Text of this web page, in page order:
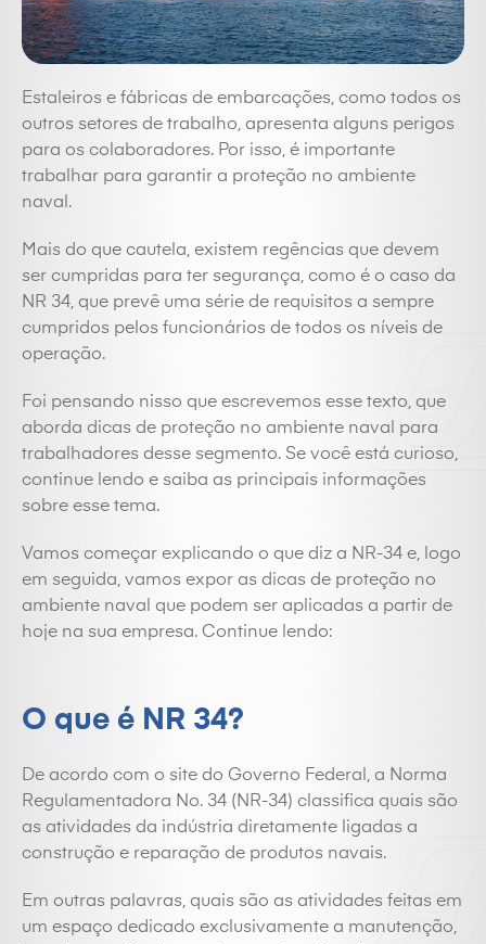
Estaleiros e fábricas de embarcações, como todos os
outros setores de trabalho, apresenta alguns perigos
para os colaboradores. Por isso, é importante
trabalhar para garantir a proteção no ambiente
naval.
Mais do que cautela, existem regências que devem
ser cumpridas para ter segurança, como é o caso da
NR 34, que prevê uma série de requisitos a sempre
cumpridos pelos funcionários de todos os níveis de
operação.
Foi pensando nisso que escrevemos esse texto, que
aborda dicas de proteção no ambiente naval para
trabalhadores desse segmento. Se você está curioso,
continue lendo e saiba as principais informações
sobre esse tema.
Vamos começar explicando o que diz a NR-34 e, logo
em seguida, vamos expor as dicas de proteção no
ambiente naval que podem ser aplicadas a partir de
hoje na sua empresa. Continue lendo:
O que é NR 34?
De acordo com o site do Governo Federal, a Norma
Regulamentadora No. 34 (NR-34) classifica quais são
as atividades da indústria diretamente ligadas a
construção e reparação de produtos navais.
Em outras palavras, quais são as atividades feitas em
um espaço dedicado exclusivamente a manutenção,